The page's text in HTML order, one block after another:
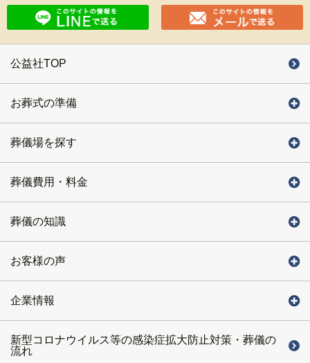
公益社TOP
お葬式の準備
葬儀場を探す
葬儀費用・料金
葬儀の知識
お客様の声
企業情報
新型コロナウイルス等の感染症拡大防止対策・葬儀の
流れ